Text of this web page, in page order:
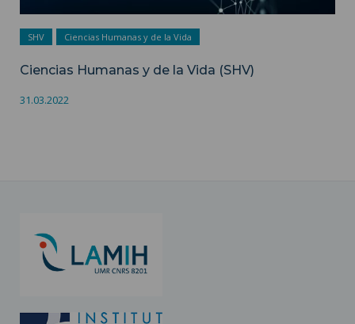
SHV Ciencias Humanas y de la Vida
Ciencias Humanas y de la Vida (SHV)
31.03.2022